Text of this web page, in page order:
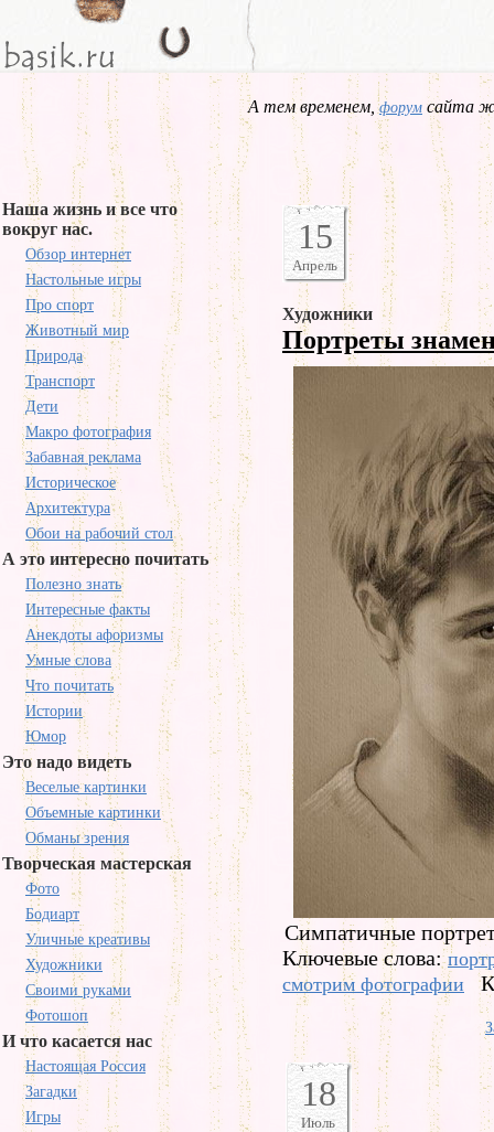
А тем временем,форум сайта
Наша жизнь и все что
вокруг нас.
Обзор интернет
Настольные игры
Про спорт
Животный мир
Природа
Транспорт
Дети
Макро фотография
Забавная реклама
Историческое
Архитектура
Обои на рабочий стол
А это интересно почитать
Полезно знать
Интересные факты
Анекдоты афоризмы
Умные слова
Что почитать
Истории
Юмор
Это надо видеть
Веселые картинки
Объемные картинки
Обманы зрения
Творческая мастерская
Фото
Бодиарт
Уличные креативы
Художники
Своими руками
Фотошоп
И что касается нас
Настоящая Россия
Загадки
Игры
15
Апрель
Художники
Портреты
Симпатичные
Ключевые слова:
смотрим фотографии
18
Июль